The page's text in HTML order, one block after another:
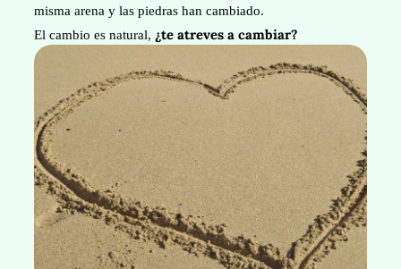
misma arena y las piedras han cambiado.
El cambio es natural, ¿te atreves a cambiar?